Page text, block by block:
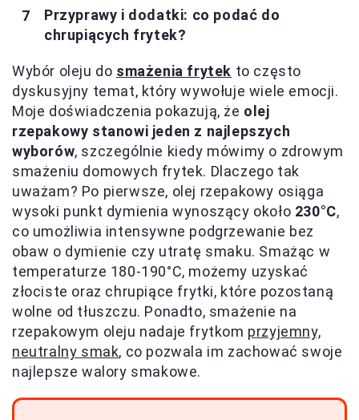
Przyprawy i dodatki: co podać do
chrupiących frytek?
Wybór oleju do smażenia frytek to często
dyskusyjny temat, który wywołuje wiele emocji.
Moje doświadczenia pokazują, że olej
rzepakowy stanowi jeden z najlepszych
wyborów, szczególnie kiedy mówimy o zdrowym
smażeniu domowych frytek. Dlaczego tak
uważam? Po pierwsze, olej rzepakowy osiąga
wysoki punkt dymienia wynoszący około 230°C,
co umożliwia intensywne podgrzewanie bez
obaw o dymienie czy utratę smaku. Smażąc w
temperaturze 180-190°C, możemy uzyskać
złociste oraz chrupiące frytki, które pozostaną
wolne od tłuszczu. Ponadto, smażenie na
rzepakowym oleju nadaje frytkom przyjemny,
neutralny smak, co pozwala im zachować swoje
najlepsze walory smakowe.